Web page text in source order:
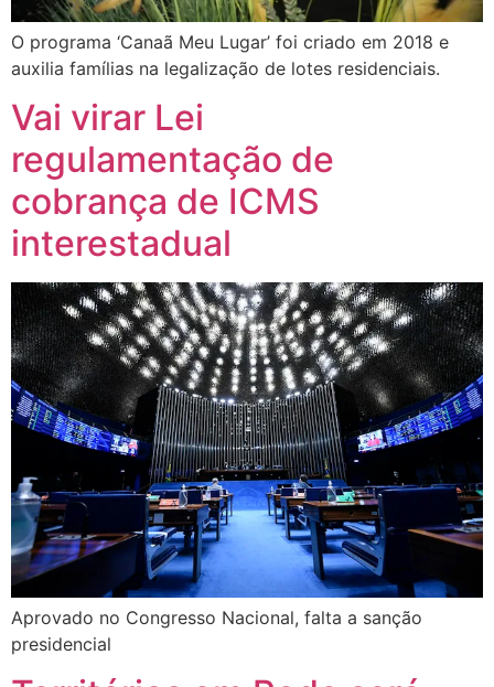
O programa ‘Canaã Meu Lugar’ foi criado em 2018 e
auxilia famílias na legalização de lotes residenciais.
Vai virar Lei
regulamentação de
cobrança de ICMS
interestadual
Aprovado no Congresso Nacional, falta a sanção
presidencial